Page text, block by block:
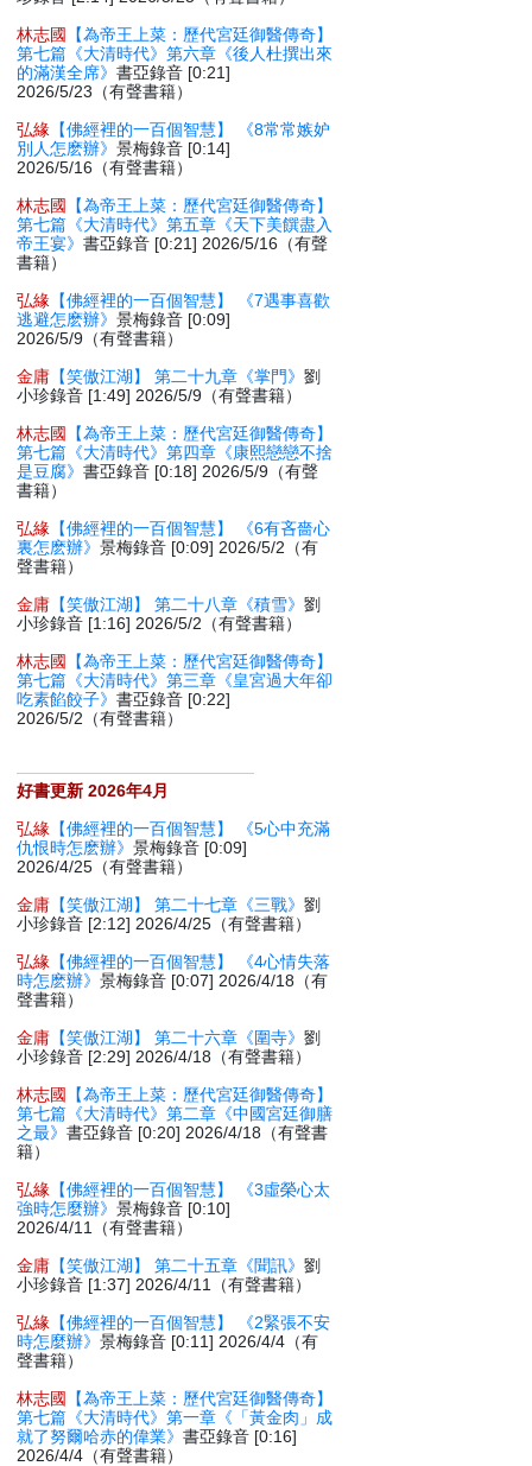
林志國
【為帝王上菜：歷代宮廷御醫傳奇】
第七篇《大清時代》第六章《後人杜撰出來
的滿漢全席》書亞錄音 [0:21]
2026/5/23（有聲書籍）
弘緣 【佛經裡的一百個智慧】 《8常常嫉妒
別人怎麽辦》景梅錄音 [0:14]
2026/5/16（有聲書籍）
林志國
【為帝王上菜：歷代宮廷御醫傳奇】
第七篇《大清時代》第五章《天下美饌盡入
帝王宴》書亞錄音 [0:21] 2026/5/16（有聲
書籍）
弘緣 【佛經裡的一百個智慧】 《7遇事喜歡
逃避怎麽辦》景梅錄音 [0:09]
2026/5/9（有聲書籍）
金庸 【笑傲江湖】 第二十九章《掌門》劉
小珍錄音 [1:49] 2026/5/9（有聲書籍）
林志國
【為帝王上菜：歷代宮廷御醫傳奇】
第七篇《大清時代》第四章《康熙戀戀不捨
是豆腐》書亞錄音 [0:18] 2026/5/9（有聲
書籍）
弘緣 【佛經裡的一百個智慧】 《6有吝嗇心
裏怎麽辦》景梅錄音 [0:09] 2026/5/2（有
聲書籍）
金庸 【笑傲江湖】 第二十八章《積雪》劉
小珍錄音 [1:16] 2026/5/2（有聲書籍）
林志國
【為帝王上菜：歷代宮廷御醫傳奇】
第七篇《大清時代》第三章《皇宮過大年卻
吃素餡餃子》書亞錄音 [0:22]
2026/5/2（有聲書籍）
好書更新 2026年4月
弘緣 【佛經裡的一百個智慧】 《5心中充滿
仇恨時怎麽辦》景梅錄音 [0:09]
2026/4/25（有聲書籍）
金庸 【笑傲江湖】 第二十七章《三戰》劉
小珍錄音 [2:12] 2026/4/25（有聲書籍）
弘緣 【佛經裡的一百個智慧】 《4心情失落
時怎麽辦》景梅錄音 [0:07] 2026/4/18（有
聲書籍）
金庸 【笑傲江湖】 第二十六章《圍寺》劉
小珍錄音 [2:29] 2026/4/18（有聲書籍）
林志國
【為帝王上菜：歷代宮廷御醫傳奇】
第七篇《大清時代》第二章《中國宮廷御膳
之最》書亞錄音 [0:20] 2026/4/18（有聲書
籍）
弘緣 【佛經裡的一百個智慧】 《3虛榮心太
強時怎麼辦》景梅錄音 [0:10]
2026/4/11（有聲書籍）
金庸 【笑傲江湖】 第二十五章《聞訊》劉
小珍錄音 [1:37] 2026/4/11（有聲書籍）
弘緣 【佛經裡的一百個智慧】 《2緊張不安
時怎麼辦》景梅錄音 [0:11] 2026/4/4（有
聲書籍）
林志國
【為帝王上菜：歷代宮廷御醫傳奇】
第七篇《大清時代》第一章《「黃金肉」成
就了努爾哈赤的偉業》書亞錄音 [0:16]
2026/4/4（有聲書籍）